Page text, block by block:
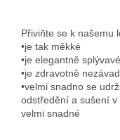
Přiviňte se k našemu
•je tak měkké
•je elegantně splývavé
•je zdravotně
•velmi snadno se
odstředění a sušení
velmi snadné